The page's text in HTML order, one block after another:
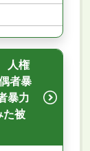
人権
者暴
暴力
た被